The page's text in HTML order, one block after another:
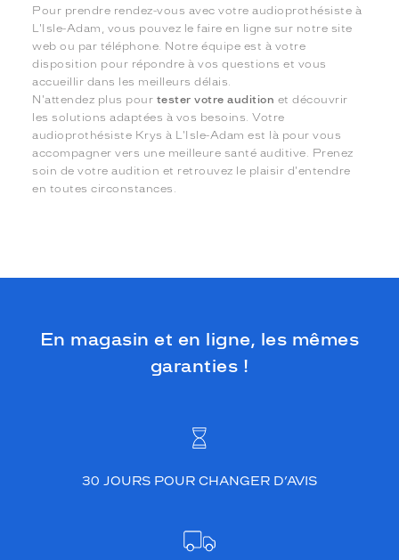
Pour prendre rendez-vous avec votre audioprothésiste à
L'Isle-Adam, vous pouvez le faire en ligne sur notre site
web ou par téléphone. Notre équipe est à votre
disposition pour répondre à vos questions et vous
accueillir dans les meilleurs délais.
N'attendez plus pour tester votre audition et découvrir
les solutions adaptées à vos besoins. Votre
audioprothésiste Krys à L'Isle-Adam est là pour vous
accompagner vers une meilleure santé auditive. Prenez
soin de votre audition et retrouvez le plaisir d'entendre
en toutes circonstances.
En magasin et en ligne, les mêmes
garanties !
30 JOURS POUR CHANGER D’AVIS